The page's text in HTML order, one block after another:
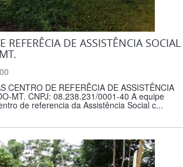
REFERÊCIA DE ASSISTÊNCIA SOCIAL
DE REFERÊCIA DE ASSISTÊNCIA
MT. CNPJ: 08.238.231/0001-40 A equipe
de referencia da Assistência Social c...